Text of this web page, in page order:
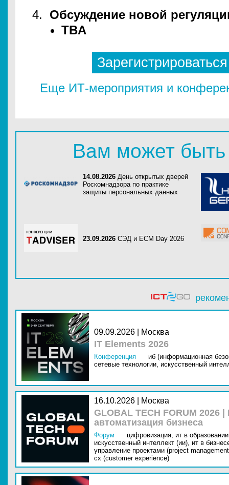
Обсуждение новой
TBA
Еще ИТ-мероприятия и
Вам может быть
14.08.2026 День открытых дверей
Роскомнадзора по практике
защиты персональных данных
23.09.2026 СЭД и ECM Day 2026
09.09.2026 | Москва
IT Elements 2026
Конференция
иб (информационная
сетевые технологии, искусственный
16.10.2026 | Москва
GLOBAL TECH FORUM
автоматизация бизнеса
Форум цифровизация, ит в
искусственный интеллект (ии), ит в
управление проектами (project
cx (customer experience)